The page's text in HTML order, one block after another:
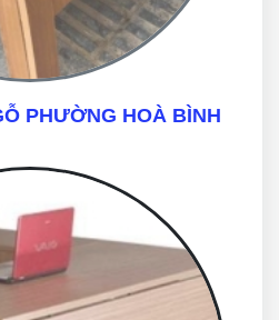
PHƯỜNG HOÀ BÌNH